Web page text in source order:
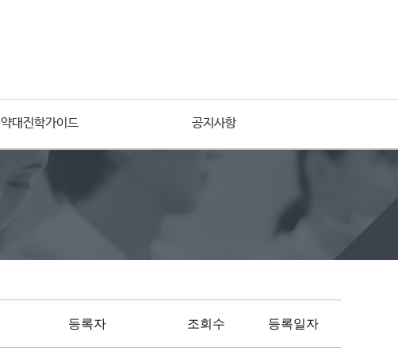
약대진학가이드 공지사항
등록자 조회수 등록일자